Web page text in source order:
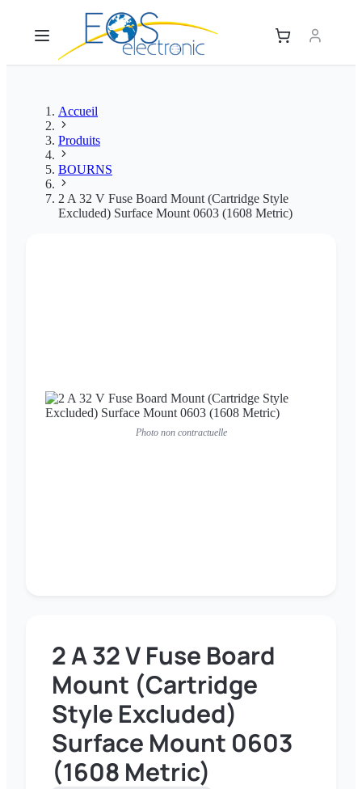
Accueil
Produits
BOURNS
2 A 32 V Fuse Board Mount (Cartridge Style
Excluded) Surface Mount 0603 (1608 Metric)
Photo non contractuelle
2 A 32 V Fuse Board
Mount (Cartridge
Style Excluded)
Surface Mount 0603
(1608 Metric)